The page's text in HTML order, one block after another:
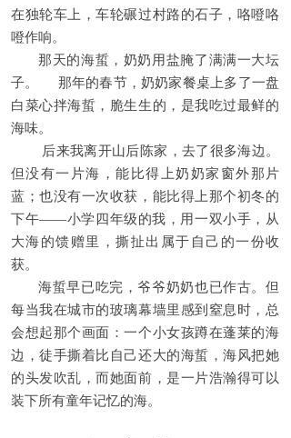
在独轮车上，车轮碾过村路的石子，咯噔咯
噔作响。
那天的海蜇，奶奶用盐腌了满满一大坛
子。 那年的春节，奶奶家餐桌上多了一盘
白菜心拌海蜇，脆生生的，是我吃过最鲜的
海味。
后来我离开山后陈家，去了很多海边。
但没有一片海，能比得上奶奶家窗外那片
蓝；也没有一次收获，能比得上那个初冬的
下午——小学四年级的我，用一双小手，从
大海的馈赠里，撕扯出属于自己的一份收
获。
海蜇早已吃完，爷爷奶奶也已作古。但
每当我在城市的玻璃幕墙里感到窒息时，总
会想起那个画面：一个小女孩蹲在蓬莱的海
边，徒手撕着比自己还大的海蜇，海风把她
的头发吹乱，而她面前，是一片浩瀚得可以
装下所有童年记忆的海。